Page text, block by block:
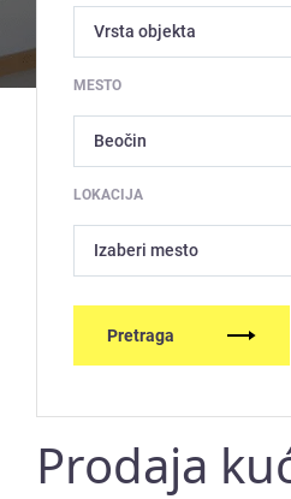
MESTO
LOKACIJA
Izaberi mesto
Pretraga
Prodaja